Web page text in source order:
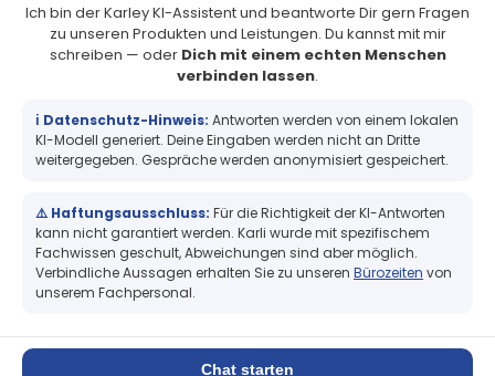
Zebra Z-Select 2000T, Etikettenrolle, Normalpapier, 102x38mm, KD
Zebra Z-Select 2000T, Etikettenrolle,
Normalpapier, 102x38mm, KD 25,4mm,
+
Ich bin der Karley KI-Assistent und beantworte Dir gern Fragen
zu unseren Produkten und Leistungen. Du kannst mit mir
schreiben — oder Dich mit einem echten Menschen
verbinden lassen.
ℹ️ Datenschutz-Hinweis: Antworten werden von einem lokalen
KI-Modell generiert. Deine Eingaben werden nicht an Dritte
weitergegeben. Gespräche werden anonymisiert gespeichert.
⚠️ Haftungsausschluss: Für die Richtigkeit der KI-Antworten
kann nicht garantiert werden. Karli wurde mit spezifischem
Fachwissen geschult, Abweichungen sind aber möglich.
Verbindliche Aussagen erhalten Sie zu unseren Bürozeiten von
unserem Fachpersonal.
Chat starten